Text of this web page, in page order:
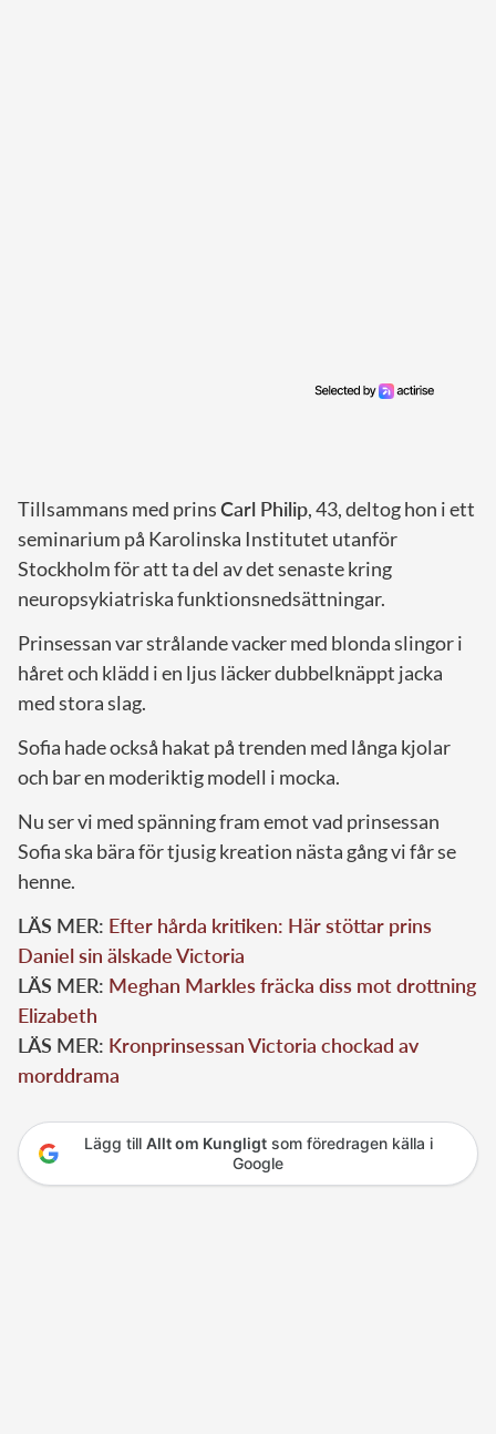
Tillsammans med prinsCarl Philip, 43, deltog hon i ett
seminarium på Karolinska Institutet utanför
Stockholm för att ta del av det senaste kring
neuropsykiatriska funktionsnedsättningar.
Prinsessan var strålande vacker med blonda slingor i
håret och klädd i en ljus läcker dubbelknäppt jacka
med stora slag.
Sofia hade också hakat på trenden med långa kjolar
och bar en moderiktig modell i mocka.
Nu ser vi med spänning fram emot vad prinsessan
Sofia ska bära för tjusig kreation nästa gång vi får se
henne.
LÄS MER: Efter hårda kritiken: Här stöttar prins
Daniel sin älskade Victoria
LÄS MER: Meghan Markles fräcka diss mot drottning
Elizabeth
LÄS MER: Kronprinsessan Victoria chockad av
morddrama
Lägg till Allt om Kungligtsom föredragen källa i
Google